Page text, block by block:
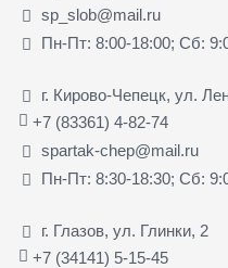
sp_slob@mail.ru
Пн-Пт: 8:00-18:00; Сб:
г. Кирово-Чепецк, ул.
+7 (83361) 4-82-74
spartak-chep@mail.ru
Пн-Пт: 8:30-18:30; Сб:
г. Глазов, ул. Глинки, 2
+7 (34141) 5-15-45